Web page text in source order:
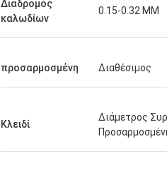
Διάδρομος
καλωδίων
0.15-0.32 MM
προσαρμοσμένη Διαθέσιμος
Κλειδί
Διάμετρος